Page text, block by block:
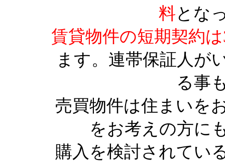
料とな
賃貸物件の短期契約
ます。連帯保証人が
る事
売買物件は住まいを
をお考えの方に
購入を検討されてい